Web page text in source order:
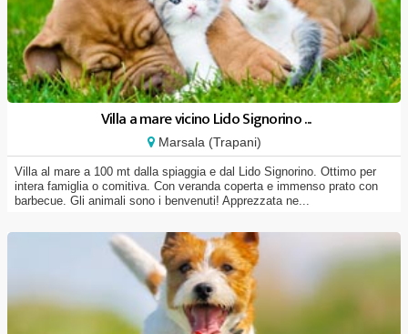
Villa a mare vicino Lido Signorino ...
Marsala (Trapani)
Villa al mare a 100 mt dalla spiaggia e dal Lido Signorino. Ottimo per
intera famiglia o comitiva. Con veranda coperta e immenso prato con
barbecue. Gli animali sono i benvenuti! Apprezzata ne...